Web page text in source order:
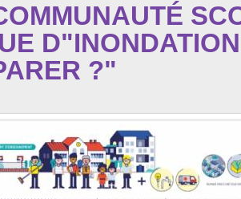
?"